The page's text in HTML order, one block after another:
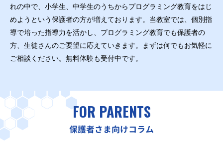
れの中で、小学生、中学生のうちからプログラミング教育をはじ
めようという保護者の方が増えております。当教室では、個別指
導で培った指導力を活かし、プログラミング教育でも保護者の
方、生徒さんのご要望に応えていきます。まずは何でもお気軽に
ご相談ください。無料体験も受付中です。
FOR PARENTS
保護者さま向けコラム